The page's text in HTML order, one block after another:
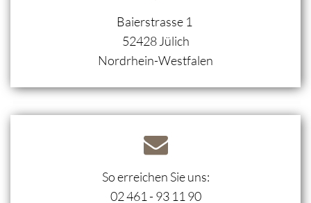
Baierstrasse 1
52428 Jülich
Nordrhein-Westfalen
So erreichen Sie uns:
02 461 - 93 11 90